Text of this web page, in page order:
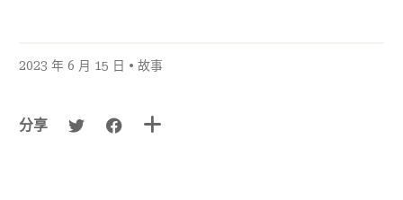
2023 年 6 月 15 日 • 故事
分享